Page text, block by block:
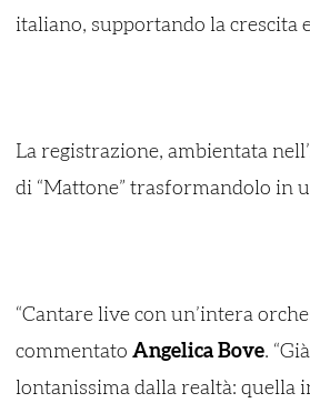
italiano, supportando la crescita
La registrazione, ambientata nell’
di “Mattone” trasformandolo in
“Cantare live con un’intera
commentato Angelica Bove.
lontanissima dalla realtà: quella